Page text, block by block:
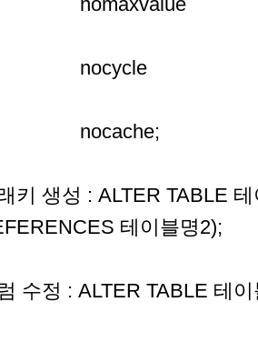
키 생성 : ALTER TABLE
테이블명2);
수정 : ALTER TABLE 테